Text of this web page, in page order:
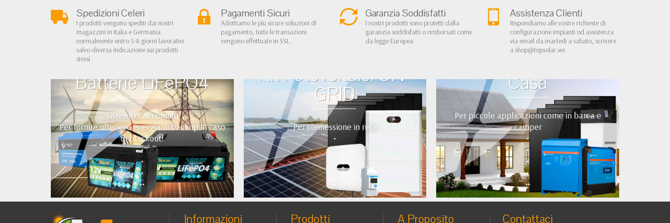
Spedizioni Celeri
I prodotti vengono spediti dai nostri
magazzini in Italia e Germania
normalmente entro 5-8 giorni lavorativi
salvo diversa indicazione sui prodotti
stessi
Pagamenti Sicuri
Adottiamo le più sicure soluzioni di
pagamento, tutte le transazioni
vengono effettuate in SSL.
Garanzia Soddisfatti
I nostri prodotti sono protetti dalla
garanzia soddisfatti o rimborsati come
da legge Europea
Assistenza Clienti
Rispondiamo alle vostre richieste di
configurazione impianti od assistenza
via email da martedì a sabato, scrivere
a shop@topsolar.ws
Batterie LiFePO4
Sistemi di Accumulo
Per fornire ulteriore energia di backup in caso
di blackout!
•
•
•
••
Kit Fotovoltaici ON-
GRID
Per connessione in rete
•
•
•
Casa
Per piccole applicazioni come in barca e
camper
•
•
•
•
••
Informazioni Prodotti A Proposito Contattaci